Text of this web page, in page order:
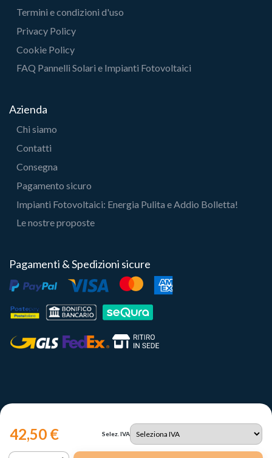
42,50 € Selez. IVA
Termini e condizioni d'uso
Privacy Policy
Cookie Policy
FAQ Pannelli Solari e Impianti Fotovoltaici
Azienda
Chi siamo
Contatti
Consegna
Pagamento sicuro
Impianti Fotovoltaici: Energia Pulita e Addio Bolletta!
Le nostre proposte
Pagamenti & Spedizioni sicure
Copyright 2023 | Il Portale del Sole Srl - P.IVA IT12731330960